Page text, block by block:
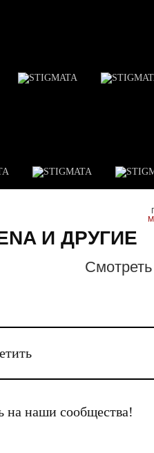
И ДРУГИЕ
на наши сообщества!